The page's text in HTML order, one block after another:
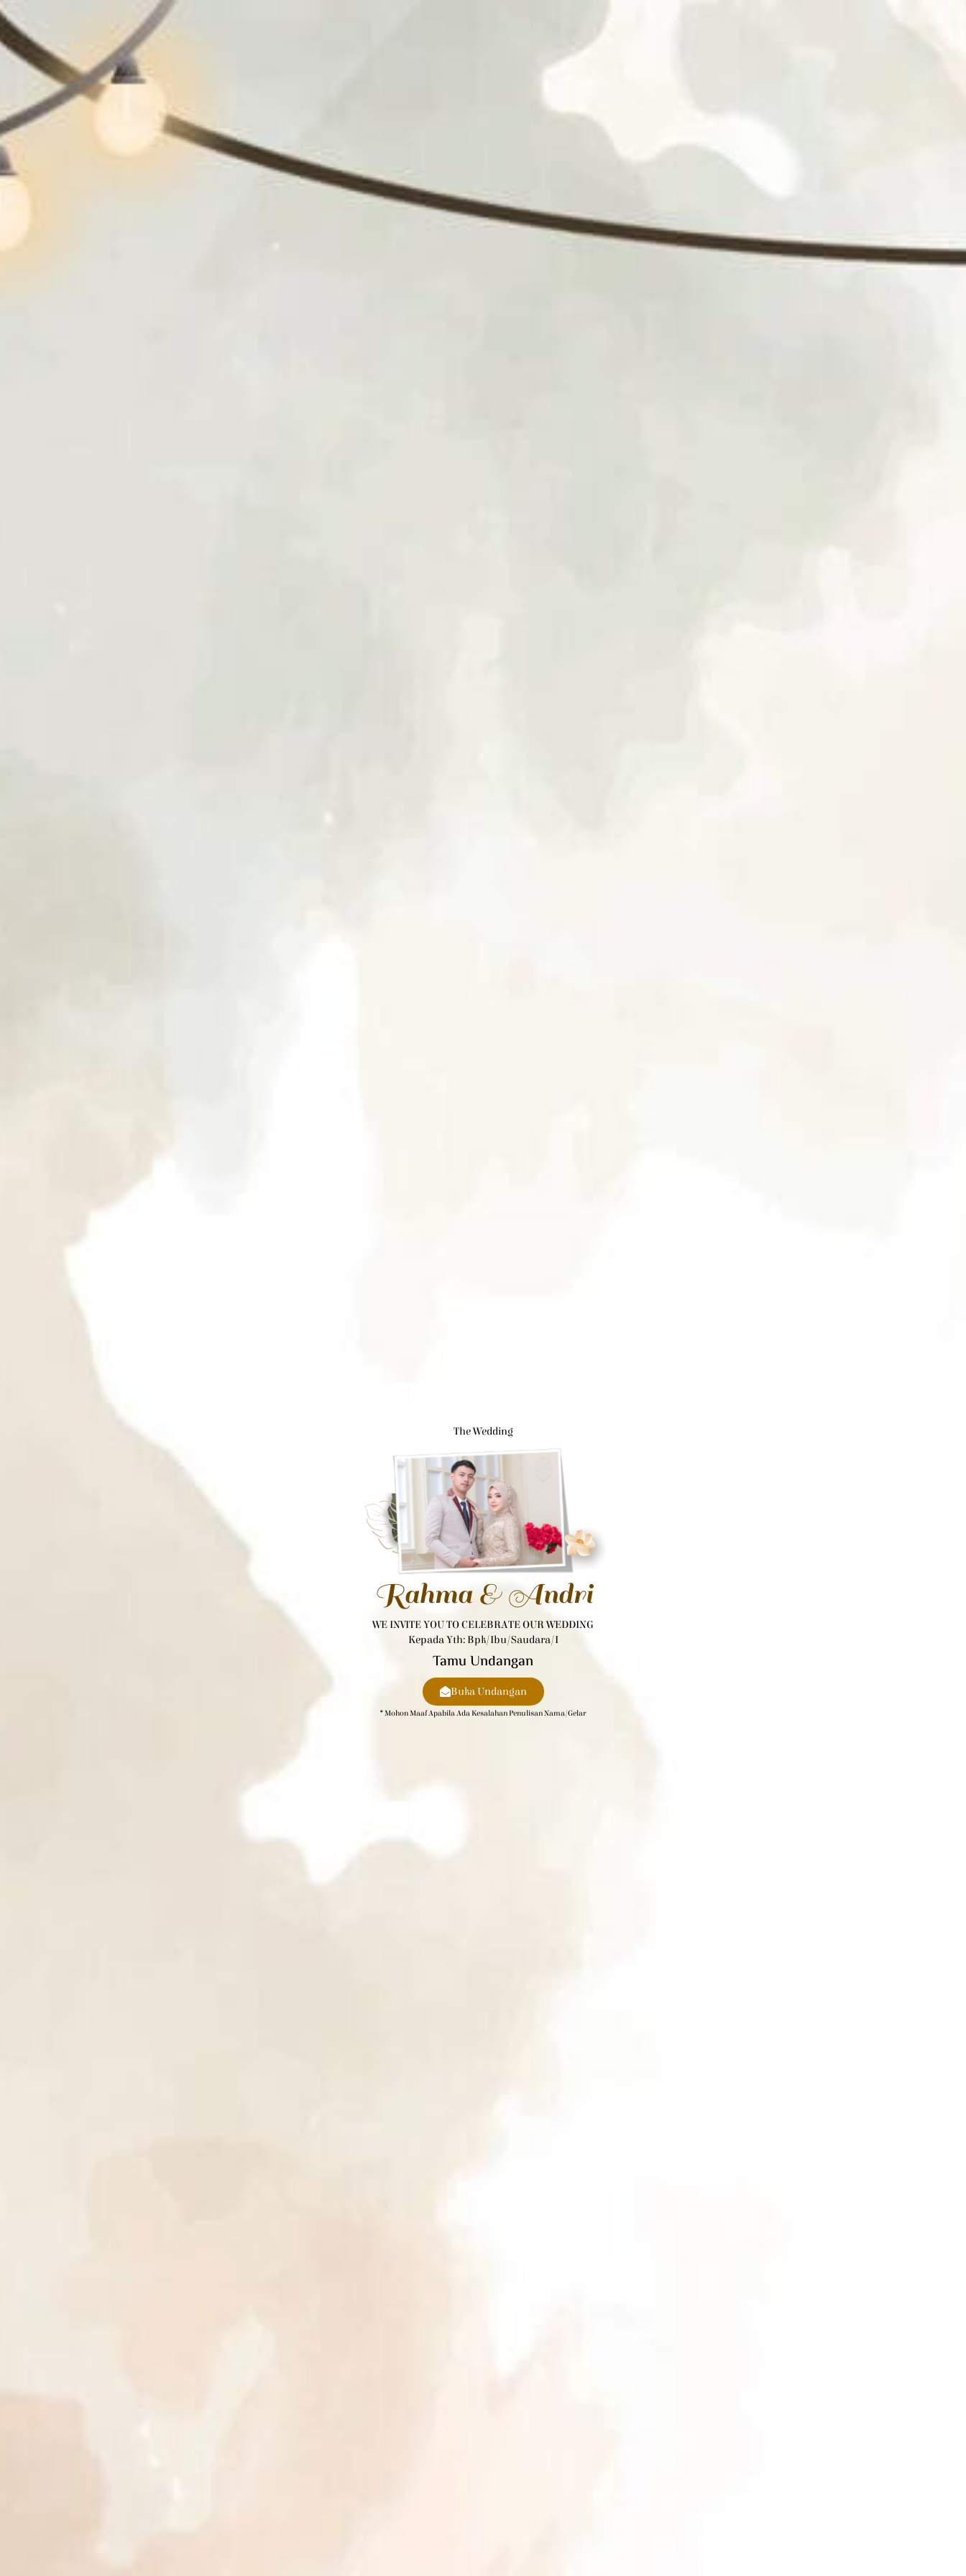
The Wedding
Rahma & Andri
WE INVITE YOU TO CELEBRATE OUR WEDDING
Kepada Yth: Bpk/Ibu/Saudara/i
Tamu Undangan
Buka Undangan
* Mohon Maaf Apabila Ada Kesalahan Penulisan Nama/gelar